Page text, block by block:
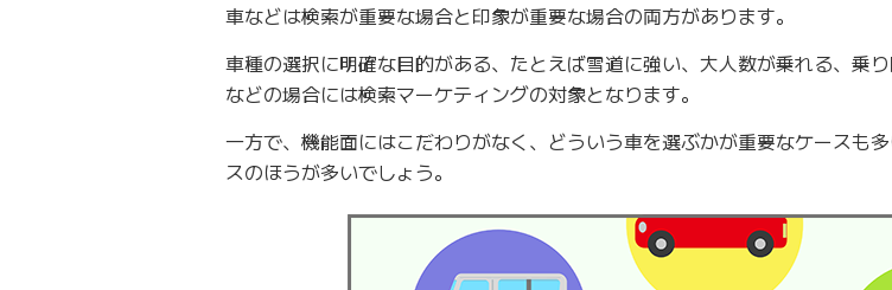
車などは検索が重要な場合と印象が重要な場合の両方があります。
車種の選択に明確な目的がある、たとえば雪道に強い、大人数が乗れる、乗
などの場合には検索マーケティングの対象となります。
一方で、機能面にはこだわりがなく、どういう車を選ぶかが重要なケースも
スのほうが多いでしょう。